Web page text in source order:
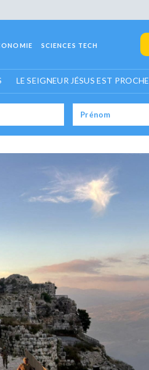
SCIENCES TECH
LE SEIGNEUR JÉSUS EST PROCHE